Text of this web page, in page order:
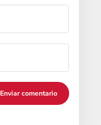
Enviar comentario